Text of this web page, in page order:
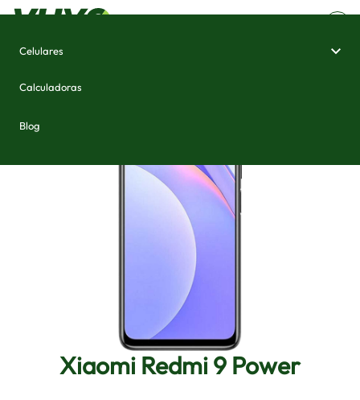
Celulares
Calculadoras
Blog
Xiaomi Redmi 9 Power